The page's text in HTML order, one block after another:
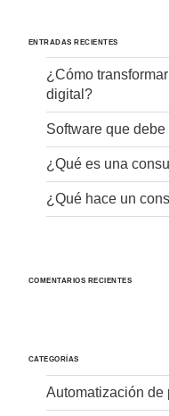
ENTRADAS RECIENTES
¿Cómo
digital?
Software que
¿Qué es una
¿Qué hace un
COMENTARIOS RECIENTES
CATEGORÍAS
Automatización de